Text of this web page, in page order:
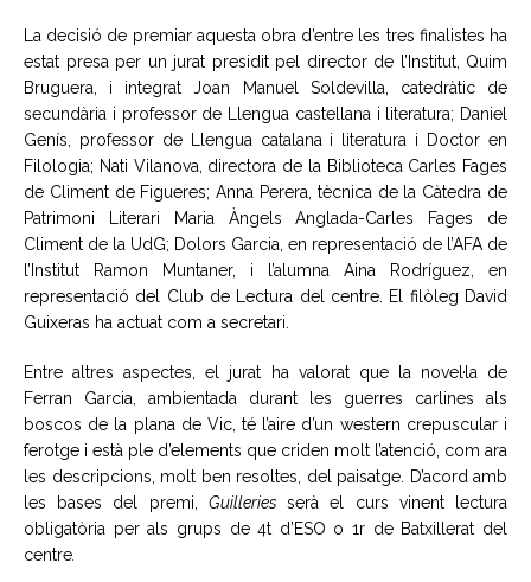
La decisió de premiar aquesta obra d’entre les tres finalistes ha
estat presa per un jurat presidit pel director de l’Institut, Quim
Bruguera, i integrat Joan Manuel Soldevilla, catedràtic de
secundària i professor de Llengua castellana i literatura; Daniel
Genís, professor de Llengua catalana i literatura i Doctor en
Filologia; Nati Vilanova, directora de la Biblioteca Carles Fages
de Climent de Figueres; Anna Perera, tècnica de la Càtedra de
Patrimoni Literari Maria Àngels Anglada-Carles Fages de
Climent de la UdG; Dolors Garcia, en representació de l’AFA de
l’Institut Ramon Muntaner, i l’alumna Aina Rodríguez, en
representació del Club de Lectura del centre. El filòleg David
Guixeras ha actuat com a secretari.
Entre altres aspectes, el jurat ha valorat que la novel·la de
Ferran Garcia, ambientada durant les guerres carlines als
boscos de la plana de Vic, té l’aire d’un western crepuscular i
ferotge i està ple d’elements que criden molt l’atenció, com ara
les descripcions, molt ben resoltes, del paisatge. D’acord amb
les bases del premi, Guilleriesserà el curs vinent lectura
obligatòria per als grups de 4t d’ESO o 1r de Batxillerat del
centre